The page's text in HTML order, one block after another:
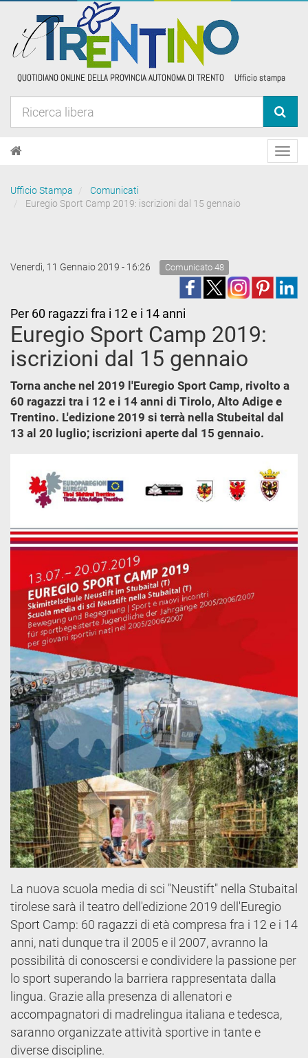
Ufficio Stampa
Comunicati
Euregio Sport Camp 2019: iscrizioni dal 15 gennaio
Venerdì, 11 Gennaio 2019 - 16:26 Comunicato 48
Per 60 ragazzi fra i 12 e i 14 anni
Euregio Sport Camp 2019:
iscrizioni dal 15 gennaio
Torna anche nel 2019 l'Euregio Sport Camp, rivolto a
60 ragazzi tra i 12 e i 14 anni di Tirolo, Alto Adige e
Trentino. L'edizione 2019 si terrà nella Stubeital dal
13 al 20 luglio; iscrizioni aperte dal 15 gennaio.
La nuova scuola media di sci "Neustift" nella Stubaital
tirolese sarà il teatro dell'edizione 2019 dell'Euregio
Sport Camp: 60 ragazzi di età compresa fra i 12 e i 14
anni, nati dunque tra il 2005 e il 2007, avranno la
possibilità di conoscersi e condividere la passione per
lo sport superando la barriera rappresentata dalla
lingua. Grazie alla presenza di allenatori e
accompagnatori di madrelingua italiana e tedesca,
saranno organizzate attività sportive in tante e
diverse discipline.